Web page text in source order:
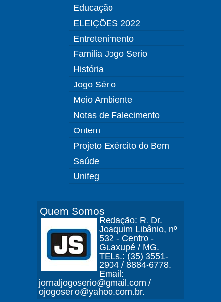
Educação
ELEIÇÕES 2022
Entretenimento
Familia Jogo Serio
História
Jogo Sério
Meio Ambiente
Notas de Falecimento
Ontem
Projeto Exército do Bem
Saúde
Unifeg
Quem Somos
Redação: R. Dr.
Joaquim Libânio, nº
532 - Centro -
Guaxupé / MG.
TELs.: (35) 3551-
2904 / 8884-6778.
Email:
jornaljogoserio@gmail.com /
ojogoserio@yahoo.com.br.